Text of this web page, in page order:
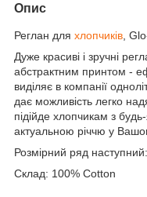
Опис
Реглан для хлопчиків ,
Дуже красиві і зручні
абстрактним принтом -
виділяє в компанії
дає можливість легко
підійде хлопчикам з
актуальною річчю у
Розмірний ряд
Склад: 100% Cotton